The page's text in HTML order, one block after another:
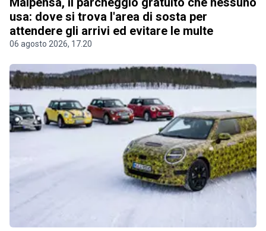
usa: dove si trova l'area di sosta per
attendere gli arrivi ed evitare le multe
06 agosto 2026, 17.20